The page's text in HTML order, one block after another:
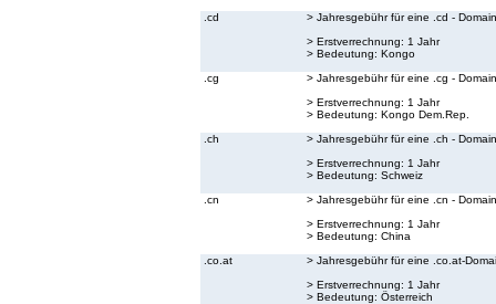
.cd
> Jahresgebühr für eine .cd - Domain
> Erstverrechnung: 1 Jahr
> Bedeutung: Kongo
.cg
> Jahresgebühr für eine .cg - Domain
> Erstverrechnung: 1 Jahr
> Bedeutung: Kongo Dem.Rep.
.ch
> Jahresgebühr für eine .ch - Domain
> Erstverrechnung: 1 Jahr
> Bedeutung: Schweiz
.cn
> Jahresgebühr für eine .cn - Domain
> Erstverrechnung: 1 Jahr
> Bedeutung: China
.co.at
> Jahresgebühr für eine .co.at-
> Erstverrechnung: 1 Jahr
> Bedeutung: Österreich